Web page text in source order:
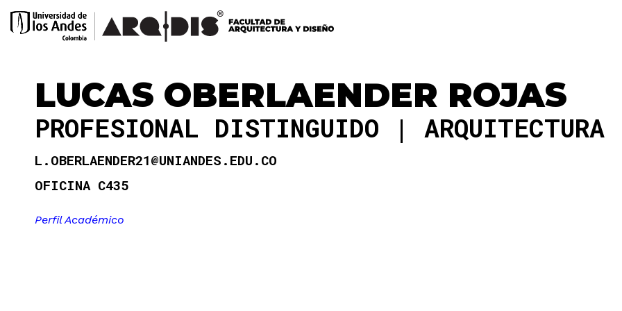
LUCAS OBERLAENDER ROJAS
PROFESIONAL DISTINGUIDO ARQUITECTURA
L.OBERLAENDER21@UNIANDES.EDU.CO
OFICINA C435
Perfil Académico